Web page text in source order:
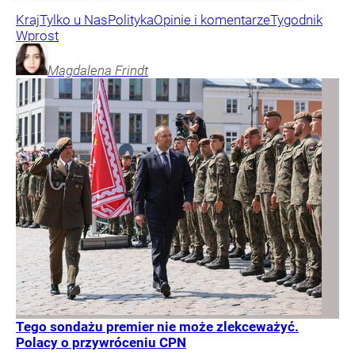
KrajTylko u NasPolitykaOpinie i komentarzeTygodnik
Wprost
Magdalena Frindt
Tego sondażu premier nie może zlekceważyć.
Polacy o przywróceniu CPN